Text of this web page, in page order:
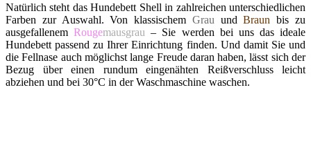
Natürlich steht das Hundebett Shell in zahlreichen unterschiedlichen
Farben zur Auswahl. Von klassischem Grau undBraun bis zu
ausgefallenemRougemausgrau – Sie werden bei uns das ideale
Hundebett passend zu Ihrer Einrichtung finden. Und damit Sie und
die Fellnase auch möglichst lange Freude daran haben, lässt sich der
Bezug über einen rundum eingenähten Reißverschluss leicht
abziehen und bei 30°C in der Waschmaschine waschen.